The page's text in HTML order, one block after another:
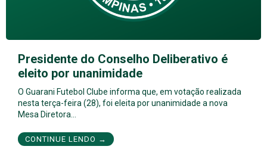
Presidente do Conselho Deliberativo é
eleito por unanimidade
O Guarani Futebol Clube informa que, em votação realizada
nesta terça-feira (28), foi eleita por unanimidade a nova
Mesa Diretora…
CONTINUE LENDO →